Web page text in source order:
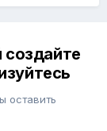
оставить